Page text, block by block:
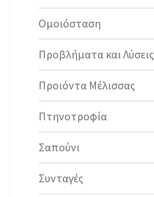
Ομοιόσταση
Προβλήματα και Λύσεις
Προιόντα Μέλισσας
Πτηνοτροφία
Σαπούνι
Συνταγές